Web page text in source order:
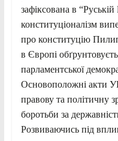
зафіксована в
конституціоналізм
про конституцію
в Європі
парламентської
Основоположні акти
правову та політичну
боротьби за
Розвиваючись під